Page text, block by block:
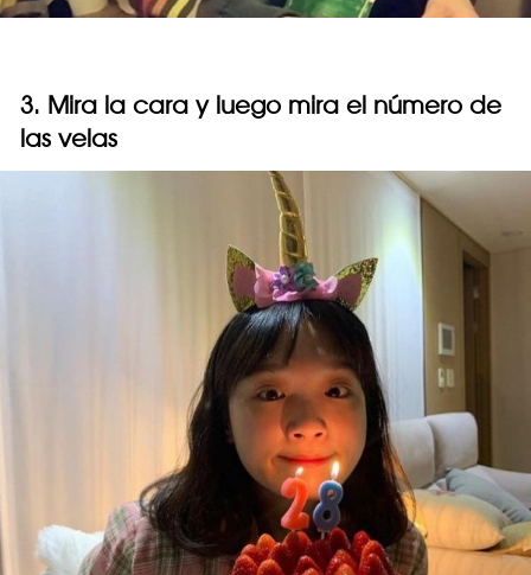
3. Mira la cara y luego mira el número de
las velas